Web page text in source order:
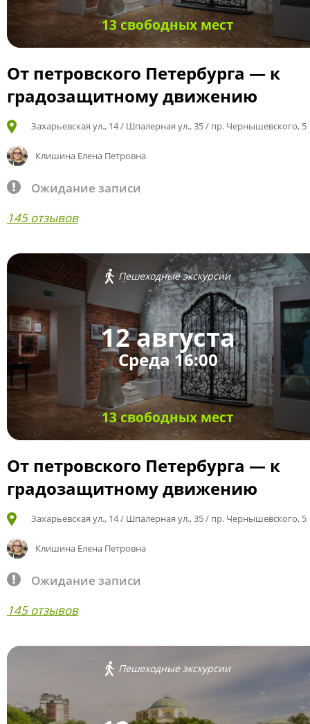
13 свободных мест
От петровского Петербурга — к
градозащитному движению
Захарьевская ул., 14 / Шпалерная ул., 35 / пр. Чернышевского, 5
Клишина Елена Петровна
Ожидание записи
145 отзывов
Пешеходные экскурсии
12 августа
Среда 16:00
13 свободных мест
От петровского Петербурга — к
градозащитному движению
Захарьевская ул., 14 / Шпалерная ул., 35 / пр. Чернышевского, 5
Клишина Елена Петровна
Ожидание записи
145 отзывов
Пешеходные экскурсии